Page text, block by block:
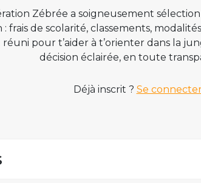
Zébrée a soigneusement
frais de scolarité, classements,
réuni pour t’aider à t’orienter dans la
décision éclairée, en toute
Déjà inscrit ? Se